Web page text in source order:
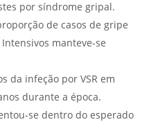
por síndrome gripal.
de casos de gripe
manteve-se
da infeção por VSR em
durante a época.
se dentro do esperado